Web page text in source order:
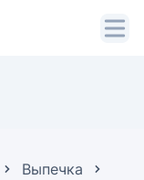
Выпечка